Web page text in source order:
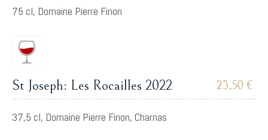
75 cl, Domaine Pierre Finon
St Joseph: Les Rocailles 2022 23,50 €
37,5 cl, Domaine Pierre Finon, Charnas